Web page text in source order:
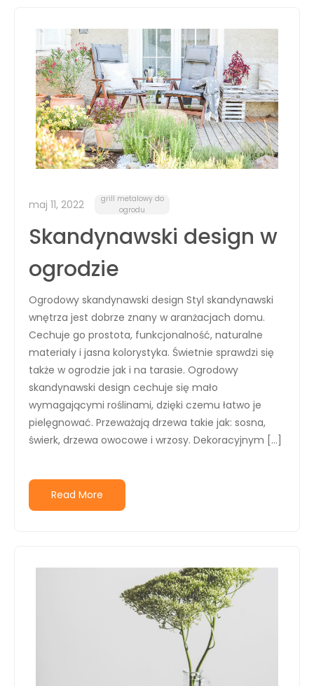
maj 11, 2022
grill metalowy do
ogrodu
Skandynawski design w
ogrodzie
Ogrodowy skandynawski design Styl skandynawski
wnętrza jest dobrze znany w aranżacjach domu.
Cechuje go prostota, funkcjonalność, naturalne
materiały i jasna kolorystyka. Świetnie sprawdzi się
także w ogrodzie jak i na tarasie. Ogrodowy
skandynawski design cechuje się mało
wymagającymi roślinami, dzięki czemu łatwo je
pielęgnować. Przeważają drzewa takie jak: sosna,
świerk, drzewa owocowe i wrzosy. Dekoracyjnym […]
Read More